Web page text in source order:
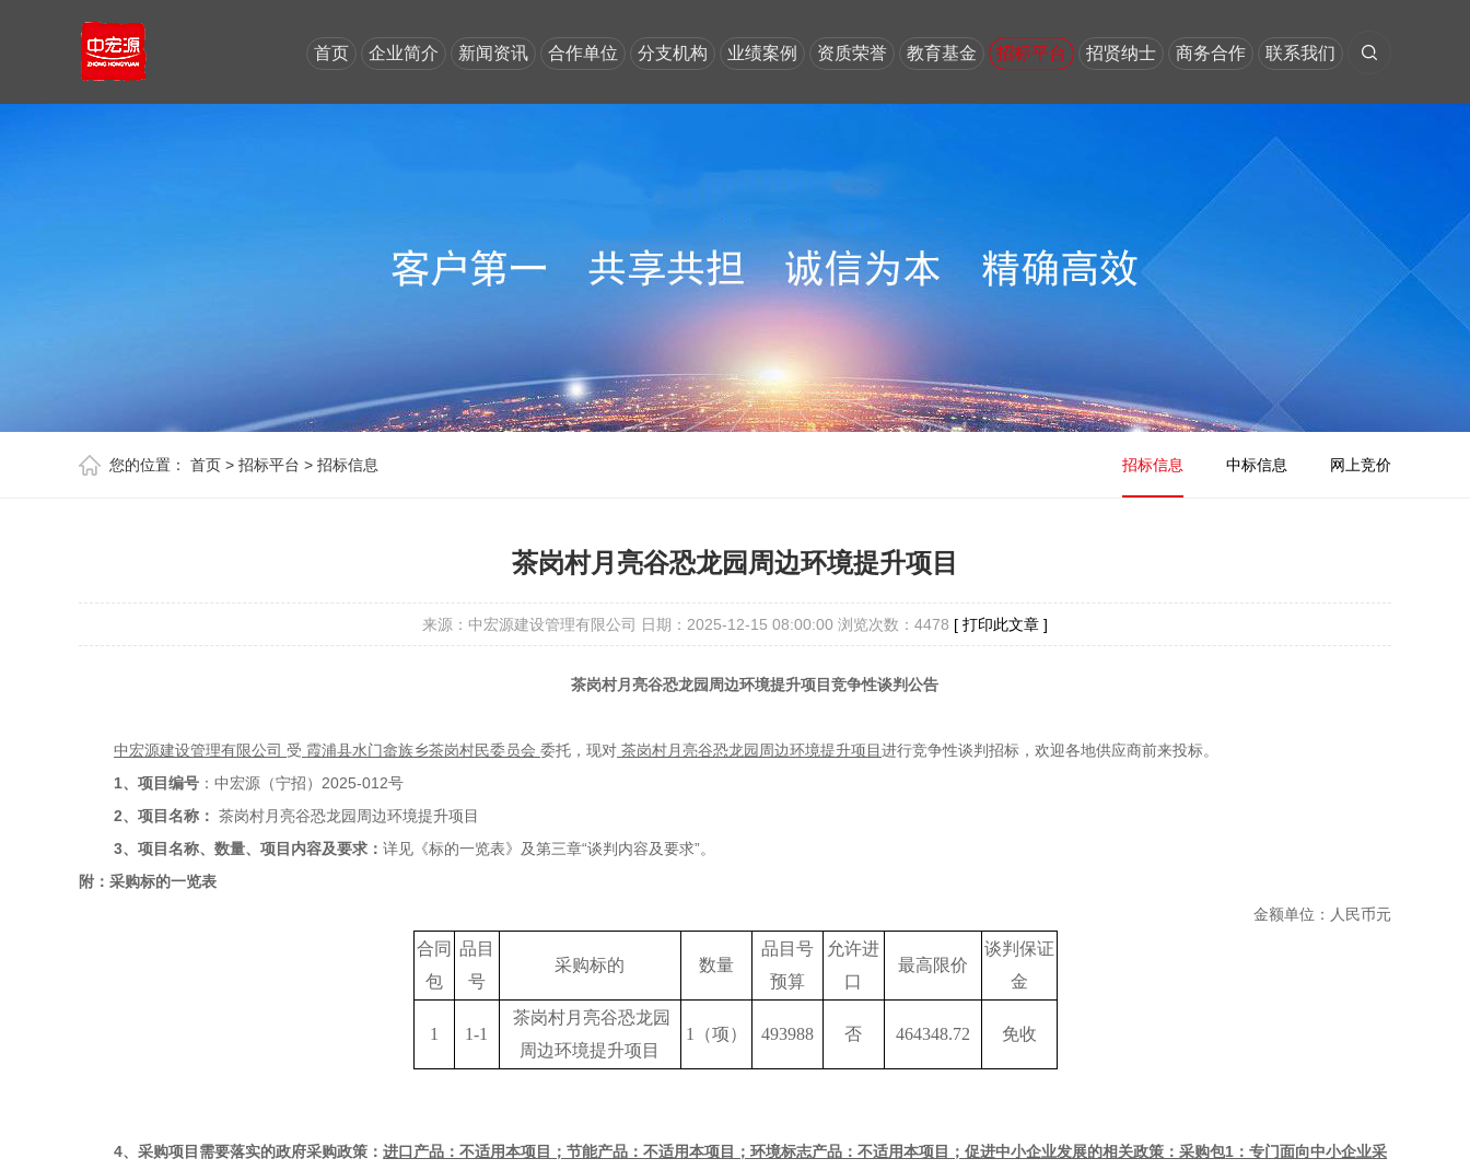
首页 企业简介 新闻资讯 合作单位 分支机构 业绩案例 资质荣誉 教育基金 招标平台 招贤纳士 商务合作 联系我们
您的位置： 首页 > 招标平台 > 招标信息 招标信息 中标信息 网上竞价
茶岗村月亮谷恐龙园周边环境提升项目
来源：中宏源建设管理有限公司 日期：2025-12-15 08:00:00 浏览次数：4478 [ 打印此文章 ]
茶岗村月亮谷恐龙园周边环境提升项目 竞争性谈判公告
中宏源建设管理有限公司 受 霞浦县水门畲族乡茶岗村民委员会 委托，现对 茶岗村月亮谷恐龙园周边环境提升项目进行竞争性谈判招标，欢迎各地供应商前来投标。
1、项目编号 ：中宏源（宁招） 2025-012号
2、项目名称： 茶岗村月亮谷恐龙园周边环境提升项目
3、项目名称、数量、项目 内容及要求 ：详见《标的一览表》及第三章“谈判 内容及要求”。
附： 采购标的一览表
金额单位：人民币元
合同
包
品目
号
采购标的 数量
品目号
预算
允许进
口
最高限价
谈判 保证
金
1 1-1
茶岗村月亮谷恐龙园
周边环境提升项目
1（项） 493988 否 464348.72 免收
4、采购项目需要落实的政府采购政策：进口产品：不适用本项目；节能产品：不适用本项目；环境标志产品：不适用本项目；促进中小企业发展的相关政策：采购包1：专门面向中小企业采